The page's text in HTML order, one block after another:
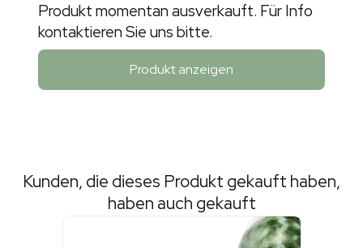
Produkt momentan ausverkauft. Für Info
kontaktieren Sie uns bitte.
Produkt anzeigen
Kunden, die dieses Produkt gekauft haben,
haben auch gekauft